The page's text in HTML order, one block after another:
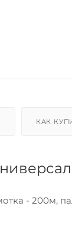
КАК
- 200м,